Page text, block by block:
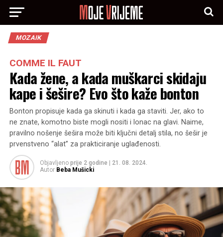
MOZAIK
COMME IL FAUT
Kada žene, a kada muškarci skidaju
kape i šešire? Evo što kaže bonton
Bonton propisuje kada ga skinuti i kada ga staviti. Jer, ako to
ne znate, komotno biste mogli nositi i lonac na glavi. Naime,
pravilno nošenje šešira može biti ključni detalj stila, no šešir je
prvenstveno “alat” za prakticiranje uglađenosti.
Objavljeno prije 2 godine
21. 08. 2024.
Autor Beba Mušicki